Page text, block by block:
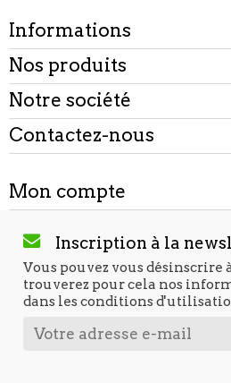
Informations
Nos produits
Notre société
Contactez-nous
Mon compte
Inscription à la
Vous pouvez vous désinscrire
trouverez pour cela nos
dans les conditions